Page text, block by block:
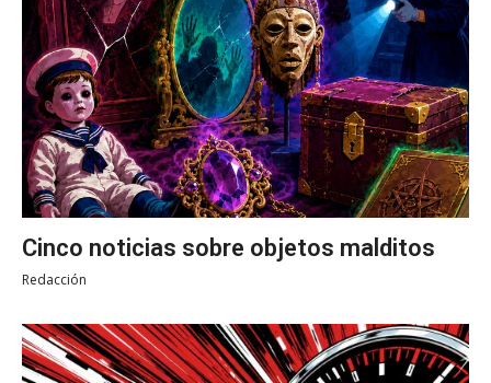
Cinco noticias sobre objetos malditos
Redacción